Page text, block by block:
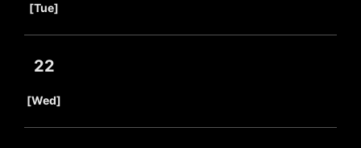
[Tue]
22
[Wed]